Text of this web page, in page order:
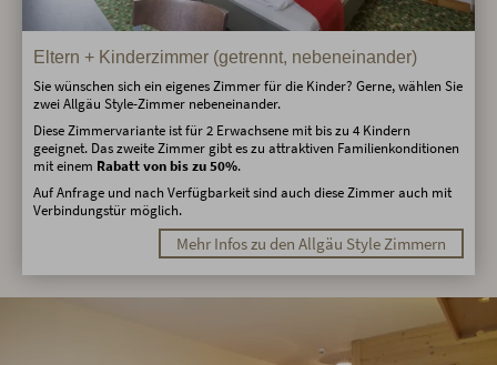
Eltern + Kinderzimmer (getrennt, nebeneinander)
Sie wünschen sich ein eigenes Zimmer für die Kinder? Gerne, wählen Sie
zwei Allgäu Style-Zimmer nebeneinander.
Diese Zimmervariante ist für 2 Erwachsene mit bis zu 4 Kindern
geeignet. Das zweite Zimmer gibt es zu attraktiven Familienkonditionen
mit einem Rabatt von bis zu 50%.
Auf Anfrage und nach Verfügbarkeit sind auch diese Zimmer auch mit
Verbindungstür möglich.
Mehr Infos zu den Allgäu Style Zimmern